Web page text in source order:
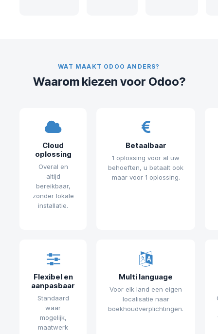
WAT MAAKT ODOO ANDERS?
Waarom kiezen voor Odoo?
Cloud
oplossing
Overal en
altijd
bereikbaar,
zonder lokale
installatie.
Betaalbaar
1 oplossing voor al uw
behoeften, u betaalt ook
maar voor 1 oplossing.
Flexibel en
aanpasbaar
Standaard
waar
mogelijk,
maatwerk
Multi language
Voor elk land een eigen
localisatie naar
boekhoudverplichtingen.